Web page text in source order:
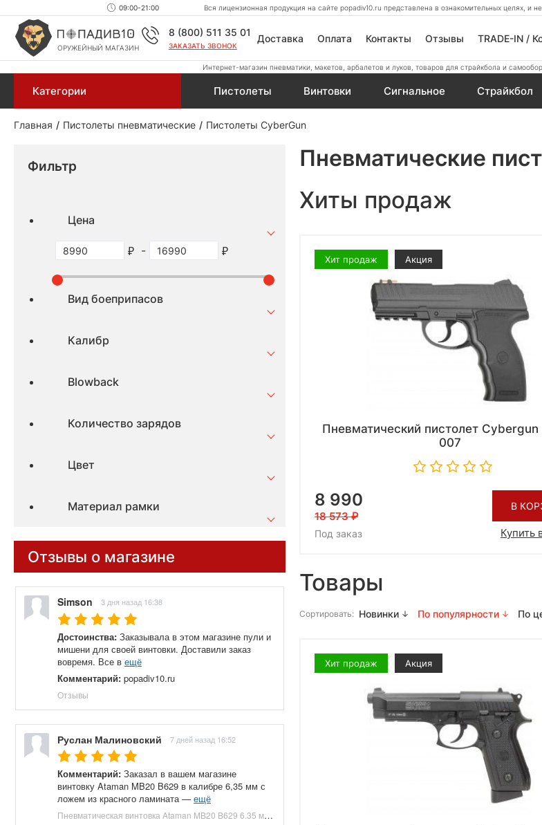
09:00-21:00 Вся лицензионная продукция на сайте popadiv10.ru представлена в ознакомительных целях, и
ОРУЖЕЙНЫЙ МАГАЗИН
8 (800) 511 35 01
ЗАКАЗАТЬ ЗВОНОК
Доставка Оплата Контакты Отзывы TRADE-IN /
Интернет-магазин пневматики, макетов, арбалетов и луков, товаров для страйкбола и
Категории Пистолеты Винтовки Сигнальное Страйкбол
Главная Пистолеты пневматические Пистолеты CyberGun
Фильтр
Цена
-
Вид боеприпасов
Калибр
Blowback
Количество зарядов
Цвет
Материал рамки
Отзывы о магазине
Simson 3 дня назад 16:38
Достоинства: Заказывала в этом магазине пули и
мишени для своей винтовки. Доставили заказ
вовремя. Все в ещё
Комментарий: popadiv10.ru
Отзывы
Руслан Малиновский 7 дней назад 16:52
Комментарий: Заказал в вашем магазине
винтовку Ataman MB20 B629 в калибре 6,35 мм с
ложем из красного ламината — ещё
Пневматическая винтовка Ataman MB20 B629 6.35 мм (редуктор, под полнотел, колба, красный ламинат) купить в Москве и СПБ, цена 153100 руб. Доставка по РФ!
Пневматические
Хиты продаж
Хит продаж Акция
Пневматический пистолет Cybergun
007
8 990
18 573
Под заказ
В
Купить
Товары
Сортировать: Новинки По популярности По
Хит продаж Акция